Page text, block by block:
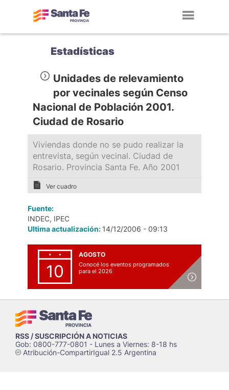
Estadísticas
Unidades de relevamiento
por vecinales según Censo
Nacional de Población 2001.
Ciudad de Rosario
Viviendas donde no se pudo realizar la
entrevista, según vecinal. Ciudad de
Rosario. Provincia Santa Fe. Año 2001
Ver cuadro
Fuente:
INDEC, IPEC
Ultima actualización: 14/12/2006 - 09:13
10
AGOSTO
Conocé los eventos programados
para el 2026
RSS / SUSCRIPCIÓN A NOTICIAS
Gob: 0800-777-0801 - Lunes a Viernes: 8-18 hs
cAtribución-CompartirIgual 2.5 Argentina